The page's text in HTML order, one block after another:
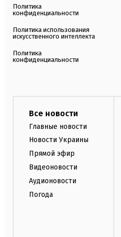
Политика
конфиденциальности
Политика использования
искусственного интеллекта
Политика
конфиденциальности
Все новости
Главные новости
Новости Украины
Прямой эфир
Видеоновости
Аудионовости
Погода